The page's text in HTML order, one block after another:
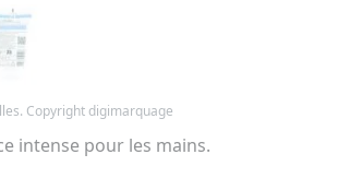
Copyright digimarquage
intense pour les mains.